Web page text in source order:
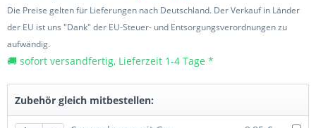
Die Preise gelten für Lieferungen nach Deutschland. Der Verkauf in Länder
der EU ist uns "Dank" der EU-Steuer- und Entsorgungsverordnungen zu
aufwändig.
🚚 sofort versandfertig, Lieferzeit 1-4 Tage *
Zubehör gleich mitbestellen: